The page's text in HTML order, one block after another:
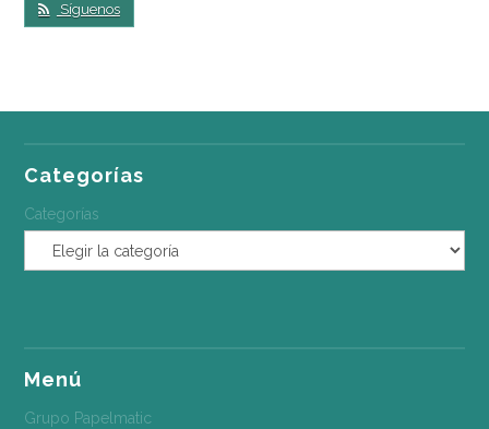
Síguenos
Categorías
Categorías
Menú
Grupo Papelmatic